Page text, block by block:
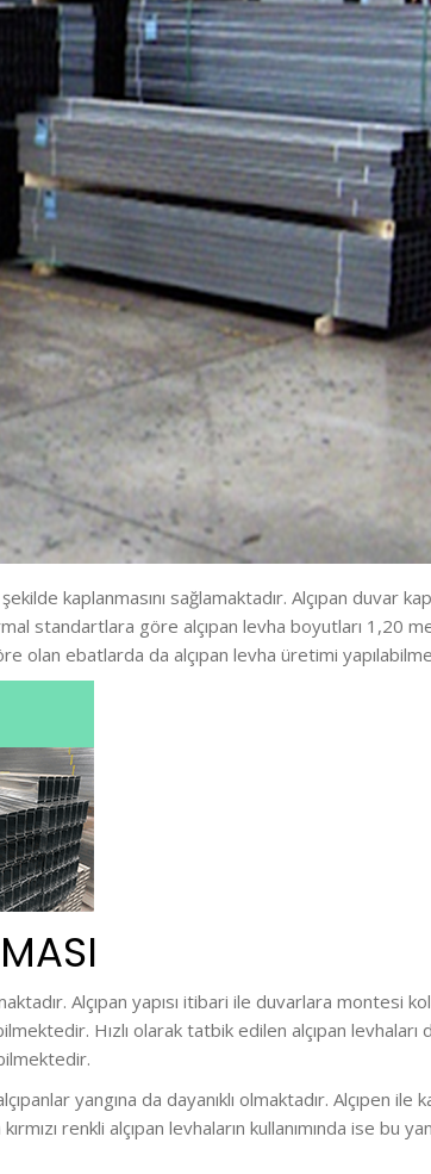
kaplanmasını sağlamaktadır. Alçıpan duvar
standartlara göre alçıpan levha boyutları 1,20
olan ebatlarda da alçıpan levha üretimi
Alçıpan yapısı itibari ile duvarlara montesi
Hızlı olarak tatbik edilen alçıpan
yangına da dayanıklı olmaktadır. Alçıpen ile
renkli alçıpan levhaların kullanımında ise bu